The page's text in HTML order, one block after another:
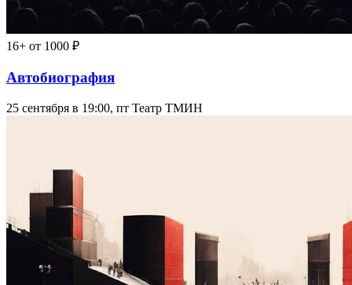
16+ от 1000 ₽
Автобиография
25 сентября в 19:00, пт Театр ТМИН